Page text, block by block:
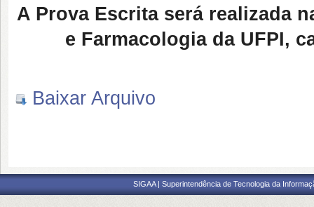
A Prova Escrita será realizada
e Farmacologia da UFPI,
Baixar Arquivo
SIGAA | Superintendência de Tecnologia da